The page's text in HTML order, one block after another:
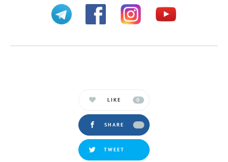
LIKE 0
SHARE
TWEET